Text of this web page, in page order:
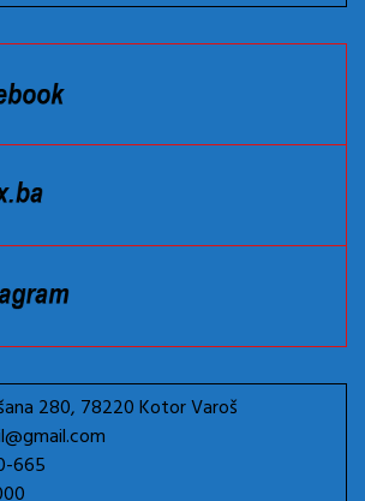
280, 78220 Kotor Varoš
665